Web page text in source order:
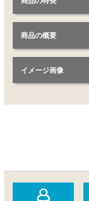
商品の概要
イメージ画像